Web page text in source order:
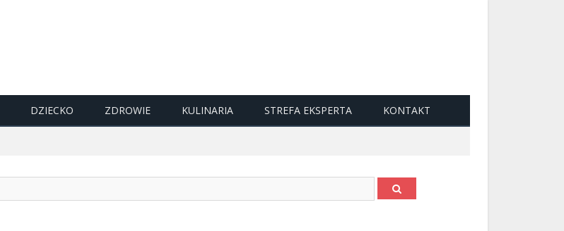
DZIECKO ZDROWIE KULINARIA STREFA EKSPERTA KONTAKT